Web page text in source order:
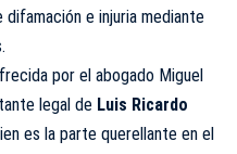
e injuria mediante
por el abogado Miguel
legal de Luis Ricardo
es la parte querellante en el